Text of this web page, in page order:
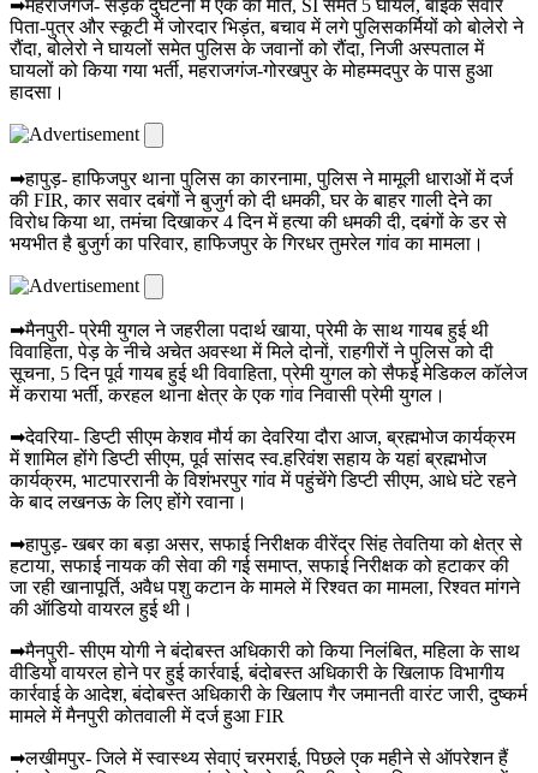
➡महराजगंज- सड़क दुर्घटना में एक की मौत, SI समेत 5 घायल, बाइक सवार
पिता-पुत्र और स्कूटी में जोरदार भिड़ंत, बचाव में लगे पुलिसकर्मियों को बोलेरो ने
रौंदा, बोलेरो ने घायलों समेत पुलिस के जवानों को रौंदा, निजी अस्पताल में
घायलों को किया गया भर्ती, महराजगंज-गोरखपुर के मोहम्मदपुर के पास हुआ
हादसा।
➡हापुड़- हाफिजपुर थाना पुलिस का कारनामा, पुलिस ने मामूली धाराओं में दर्ज
की FIR, कार सवार दबंगों ने बुजुर्ग को दी धमकी, घर के बाहर गाली देने का
विरोध किया था, तमंचा दिखाकर 4 दिन में हत्या की धमकी दी, दबंगों के डर से
भयभीत है बुजुर्ग का परिवार, हाफिजपुर के गिरधर तुमरेल गांव का मामला।
➡मैनपुरी- प्रेमी युगल ने जहरीला पदार्थ खाया, प्रेमी के साथ गायब हुई थी
विवाहिता, पेड़ के नीचे अचेत अवस्था में मिले दोनों, राहगीरों ने पुलिस को दी
सूचना, 5 दिन पूर्व गायब हुई थी विवाहिता, प्रेमी युगल को सैफई मेडिकल कॉलेज
में कराया भर्ती, करहल थाना क्षेत्र के एक गांव निवासी प्रेमी युगल।
➡देवरिया- डिप्टी सीएम केशव मौर्य का देवरिया दौरा आज, ब्रह्मभोज कार्यक्रम
में शामिल होंगे डिप्टी सीएम, पूर्व सांसद स्व.हरिवंश सहाय के यहां ब्रह्मभोज
कार्यक्रम, भाटपाररानी के विशंभरपुर गांव में पहुंचेंगे डिप्टी सीएम, आधे घंटे रहने
के बाद लखनऊ के लिए होंगे रवाना।
➡हापुड़- खबर का बड़ा असर, सफाई निरीक्षक वीरेंद्र सिंह तेवतिया को क्षेत्र से
हटाया, सफाई नायक की सेवा की गई समाप्त, सफाई निरीक्षक को हटाकर की
जा रही खानापूर्ति, अवैध पशु कटान के मामले में रिश्वत का मामला, रिश्वत मांगने
की ऑडियो वायरल हुई थी।
➡मैनपुरी- सीएम योगी ने बंदोबस्त अधिकारी को किया निलंबित, महिला के साथ
वीडियो वायरल होने पर हुई कार्रवाई, बंदोबस्त अधिकारी के खिलाफ विभागीय
कार्रवाई के आदेश, बंदोबस्त अधिकारी के खिलाप गैर जमानती वारंट जारी, दुष्कर्म
मामले में मैनपुरी कोतवाली में दर्ज हुआ FIR
➡लखीमपुर- जिले में स्वास्थ्य सेवाएं चरमराई, पिछले एक महीने से ऑपरेशन हैं